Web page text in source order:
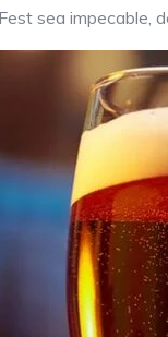
sea impecable,